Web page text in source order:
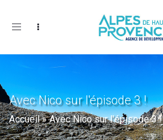
Toggle
Avec Nico sur l'épisode 3 !
Accueil»Avec Nico sur l'épisode 3 !